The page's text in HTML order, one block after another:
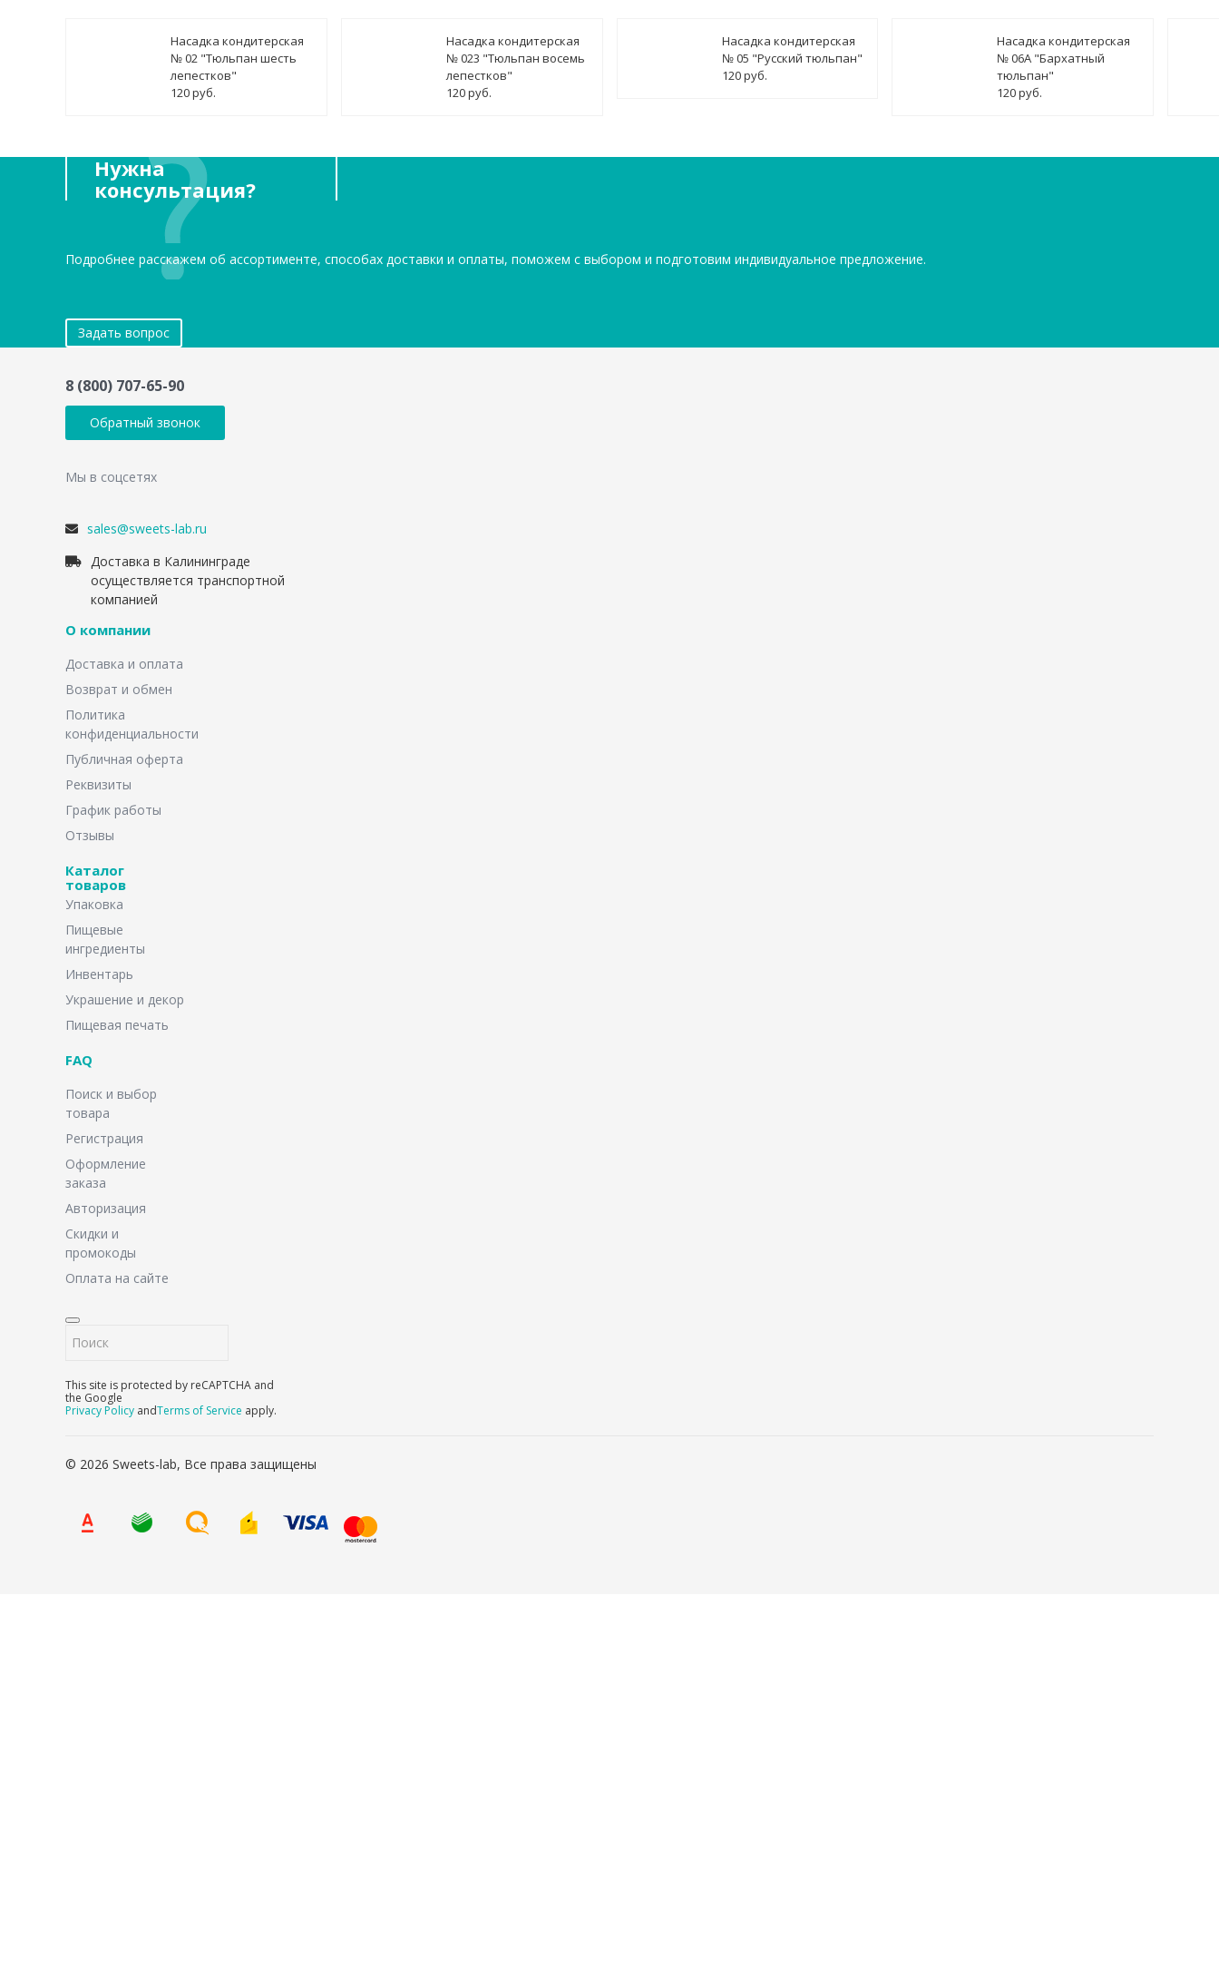
Насадка кондитерская
№ 02 "Тюльпан шесть
лепестков"
120 руб.
Насадка кондитерская
№ 023 "Тюльпан восемь
лепестков"
120 руб.
Насадка кондитерская
№ 05 "Русский тюльпан"
120 руб.
Насадка кондитерская
№ 06А "Бархатный
тюльпан"
120 руб.
Нужна
консультация?
Подробнее расскажем об ассортименте, способах доставки и оплаты, поможем с выбором и подготовим индивидуальное предложение.
Задать вопрос
8 (800) 707-65-90
Обратный звонок
Мы в соцсетях
sales@sweets-lab.ru
Доставка в Калининграде
осуществляется транспортной
компанией
О компании
Доставка и оплата
Возврат и обмен
Политика
конфиденциальности
Публичная оферта
Реквизиты
График работы
Отзывы
Каталог
товаров
Упаковка
Пищевые
ингредиенты
Инвентарь
Украшение и декор
Пищевая печать
FAQ
Поиск и выбор
товара
Регистрация
Оформление
заказа
Авторизация
Скидки и
промокоды
Оплата на сайте
This site is protected by reCAPTCHA and
the Google
Privacy Policy andTerms of Service apply.
© 2026 Sweets-lab, Все права защищены